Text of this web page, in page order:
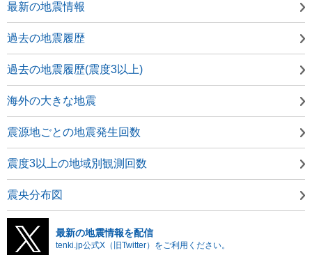
最新の地震情報
過去の地震履歴
過去の地震履歴(震度3以上)
海外の大きな地震
震源地ごとの地震発生回数
震度3以上の地域別観測回数
震央分布図
最新の地震情報を配信
tenki.jp公式X（旧Twitter）をご利用ください。